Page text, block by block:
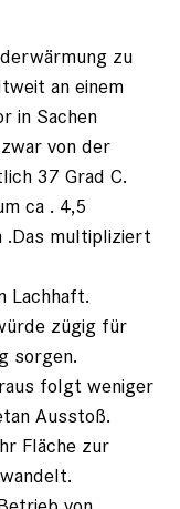
zu
an einem
in Sachen
von der
37 Grad C.
ca . 4,5
.Das multipliziert
Lachhaft.
zügig für
sorgen.
folgt weniger
Ausstoß.
Fläche zur